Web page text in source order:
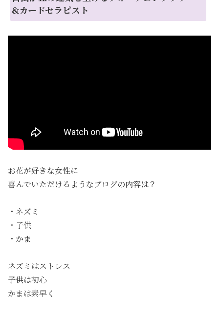
&カードセラピスト
お花が好きな女性に
喜んでいただけるようなブログの内容は？
・ネズミ
・子供
・かま
ネズミはストレス
子供は初心
かまは素早く